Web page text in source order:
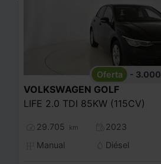
- 3.000
VOLKSWAGEN GOLF
LIFE 2.0 TDI 85KW (115CV)
29.705 km
2023
Manual
Diésel